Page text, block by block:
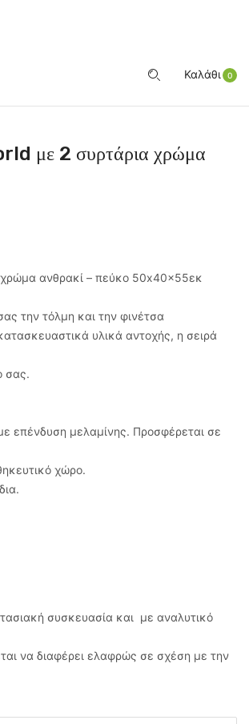
Καλάθι 0
με 2 συρτάρια χρώμα
ανθρακί – πεύκο 50x40x55εκ
την τόλμη και την φινέτσα
υλικά αντοχής, η σειρά
σας.
επένδυση μελαμίνης. Προσφέρεται σε
χώρο.
συσκευασία και με αναλυτικό
να διαφέρει ελαφρώς σε σχέση με την